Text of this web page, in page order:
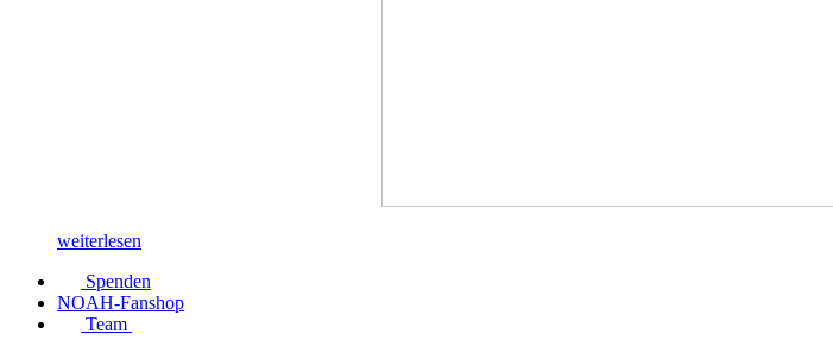
weiterlesen
Spenden
NOAH-Fanshop
Team